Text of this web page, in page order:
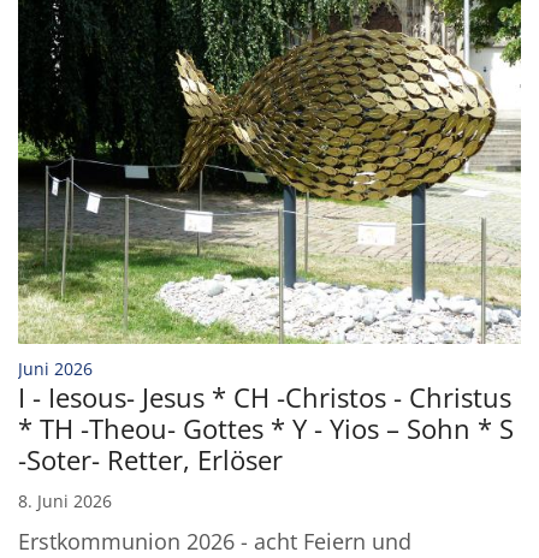
Juni 2026:
I - Iesous- Jesus * CH -Christos - Christus
* TH -Theou- Gottes * Y - Yios – Sohn * S
-Soter- Retter, Erlöser
8. Juni 2026
Erstkommunion 2026 - acht Feiern und